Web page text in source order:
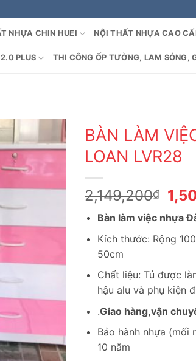
NHỰA CHIN HUEI NỘI THẤT NHỰA CAO
PLUS THI CÔNG ỐP TƯỜNG, LAM SÓNG,
BÀN LÀM
LOAN LVR28
2,149,200₫
Giá
gốc
là:
Bàn làm việc nhựa
Kích thước: Rộng
50cm
Chất liệu: Tủ được
hậu alu và phụ kiện
.Giao hàng,vận
Bảo hành nhựa (mối
10 năm